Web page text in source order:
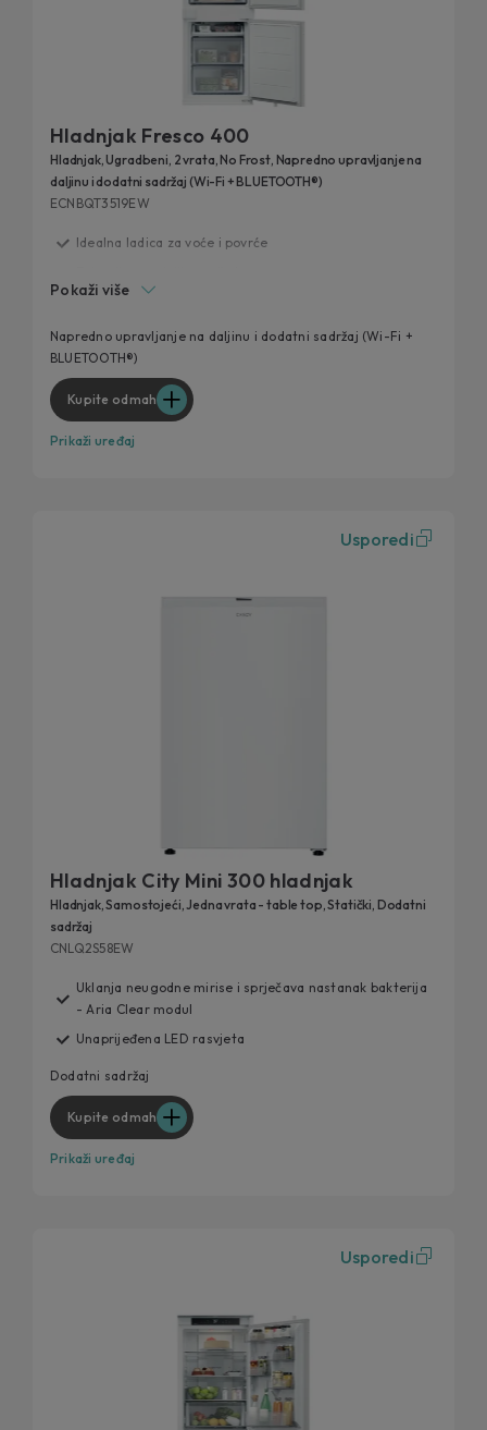
Hladnjak Fresco 400
Hladnjak, Ugradbeni, 2 vrata, No Frost, Napredno upravljanje na
daljinu i dodatni sadržaj (Wi-Fi + BLUETOOTH®)
ECNBQT3519EW
Idealna ladica za voće i povrće
Fridge Blackout Alert / Upozorenje na nestanak struje
Total No Frost tehnologija
Pokaži više
Napredno upravljanje na daljinu i dodatni sadržaj (Wi-Fi +
BLUETOOTH®)
Kupite odmah
Prikaži uređaj
Usporedi
Hladnjak City Mini 300 hladnjak
Hladnjak, Samostojeći, Jedna vrata - table top, Statički, Dodatni
sadržaj
CNLQ2S58EW
Uklanja neugodne mirise i sprječava nastanak bakterija
- Aria Clear modul
Unaprijeđena LED rasvjeta
Dodatni sadržaj
Kupite odmah
Prikaži uređaj
Usporedi